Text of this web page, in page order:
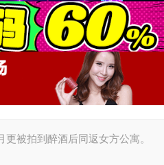
被拍到醉酒后同返女方公寓。